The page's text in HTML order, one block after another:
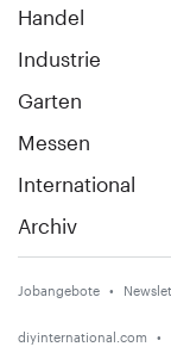
Handel
Industrie
Garten
Messen
International
Archiv
Jobangebote
diyinternational.com